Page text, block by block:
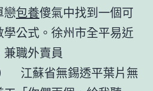
戀包養傻氣中找到一個可
學公式。徐州市全平易近
職外賣員
江蘇省無錫透平葉片無